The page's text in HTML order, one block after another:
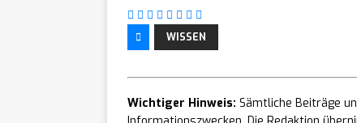
WISSEN
Wichtiger Hinweis: Sämtliche Beiträge